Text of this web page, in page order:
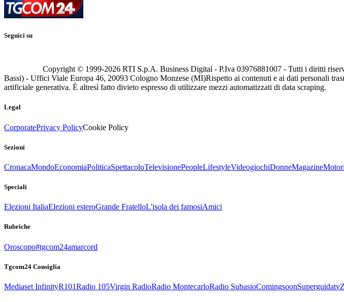
Seguici su
Copyright © 1999-2026 RTI S.p.A. Business Digital - P.Iva 03976881007 - Tutti i diritti
Bassi) - Uffici Viale Europa 46, 20093 Cologno Monzese (MI)Rispetto ai contenuti e ai dati personali
artificiale generativa. È altresì fatto divieto espresso di utilizzare mezzi automatizzati di data scraping.
Legal
CorporatePrivacy PolicyCookie Policy
Sezioni
CronacaMondoEconomiaPoliticaSpettacoloTelevisionePeopleLifestyleVideogiochiDonneMagazineMotori
Speciali
Elezioni ItaliaElezioni esteroGrande FratelloL'isola dei famosiAmici
Rubriche
Oroscopo#tgcom24amarcord
Tgcom24 Consiglia
Mediaset InfinityR101Radio 105Virgin RadioRadio MontecarloRadio SubasioComingsoonSuperguidatv